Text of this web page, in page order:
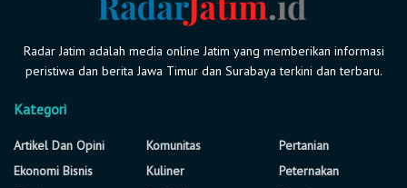
Radar Jatim adalah media online Jatim yang memberikan informasi
peristiwa dan berita Jawa Timur dan Surabaya terkini dan terbaru.
Kategori
Artikel Dan Opini
Ekonomi Bisnis
Komunitas
Kuliner
Pertanian
Peternakan